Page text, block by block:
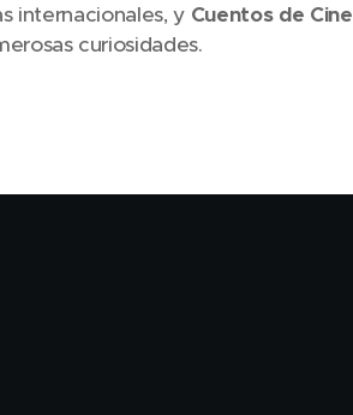
internacionales, y Cuentos de Cine
curiosidades.